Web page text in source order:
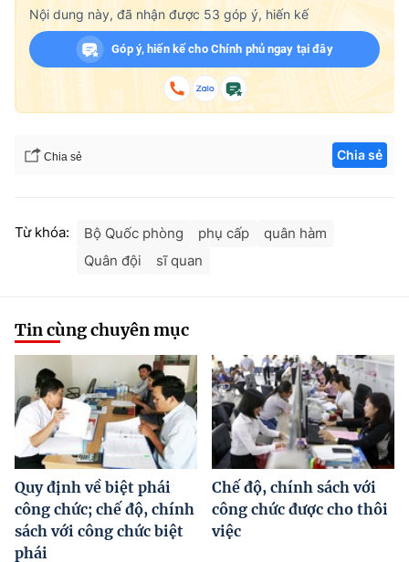
Nội dung này, đã nhận được 53 góp ý, hiến kế
Góp ý, hiến kế cho Chính phủ ngay tại đây
Chia sẻ Chia sẻ
Từ khóa: Bộ Quốc phòng phụ cấp
quân hàm
Quân đội
sĩ quan
Tin cùng chuyên mục
Quy định về biệt phái
công chức; chế độ, chính
sách với công chức biệt
phái
Chế độ, chính sách với
công chức được cho thôi
việc